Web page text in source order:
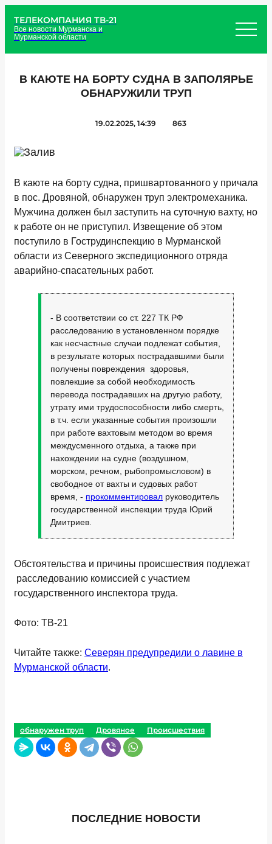
ТЕЛЕКОМПАНИЯ ТВ-21
Все новости Мурманска и
Мурманской области
В КАЮТЕ НА БОРТУ СУДНА В ЗАПОЛЯРЬЕ
ОБНАРУЖИЛИ ТРУП
19.02.2025, 14:39 863
В каюте на борту судна, пришвартованного у причала
в пос. Дровяной, обнаружен труп электромеханика.
Мужчина должен был заступить на суточную вахту, но
к работе он не приступил. Извещение об этом
поступило в Гострудинспекцию в Мурманской
области из Северного экспедиционного отряда
аварийно-спасательных работ.
- В соответствии со ст. 227 ТК РФ
расследованию в установленном порядке
как несчастные случаи подлежат события,
в результате которых пострадавшими были
получены повреждения здоровья,
повлекшие за собой необходимость
перевода пострадавших на другую работу,
утрату ими трудоспособности либо смерть,
в т.ч. если указанные события произошли
при работе вахтовым методом во время
междусменного отдыха, а также при
нахождении на судне (воздушном,
морском, речном, рыбопромысловом) в
свободное от вахты и судовых работ
время, - прокомментировал руководитель
государственной инспекции труда Юрий
Дмитриев.
Обстоятельства и причины происшествия подлежат
расследованию комиссией с участием
государственного инспектора труда.
Фото: ТВ-21
Читайте также: Северян предупредили о лавине в
Мурманской области.
обнаружен труп Дровяное Происшествия
ПОСЛЕДНИЕ НОВОСТИ